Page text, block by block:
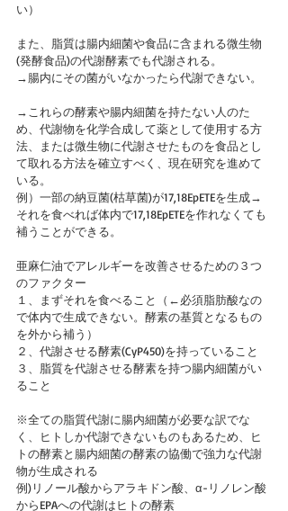
い）
また、脂質は腸内細菌や食品に含まれる微生物
(発酵食品)の代謝酵素でも代謝される。
→腸内にその菌がいなかったら代謝できない。
→これらの酵素や腸内細菌を持たない人のた
め、代謝物を化学合成して薬として使用する方
法、または微生物に代謝させたものを食品とし
て取れる方法を確立すべく、現在研究を進めて
いる。
例）一部の納豆菌(枯草菌)が17,18EpETEを生成→
それを食べれば体内で17,18EpETEを作れなくても
補うことができる。
亜麻仁油でアレルギーを改善させるための３つ
のファクター
１、まずそれを食べること（←必須脂肪酸なの
で体内で生成できない。酵素の基質となるもの
を外から補う）
２、代謝させる酵素(CyP450)を持っていること
３、脂質を代謝させる酵素を持つ腸内細菌がい
ること
※全ての脂質代謝に腸内細菌が必要な訳でな
く、ヒトしか代謝できないものもあるため、ヒ
トの酵素と腸内細菌の酵素の協働で強力な代謝
物が生成される
例)リノール酸からアラキドン酸、α-リノレン酸
からEPAへの代謝はヒトの酵素